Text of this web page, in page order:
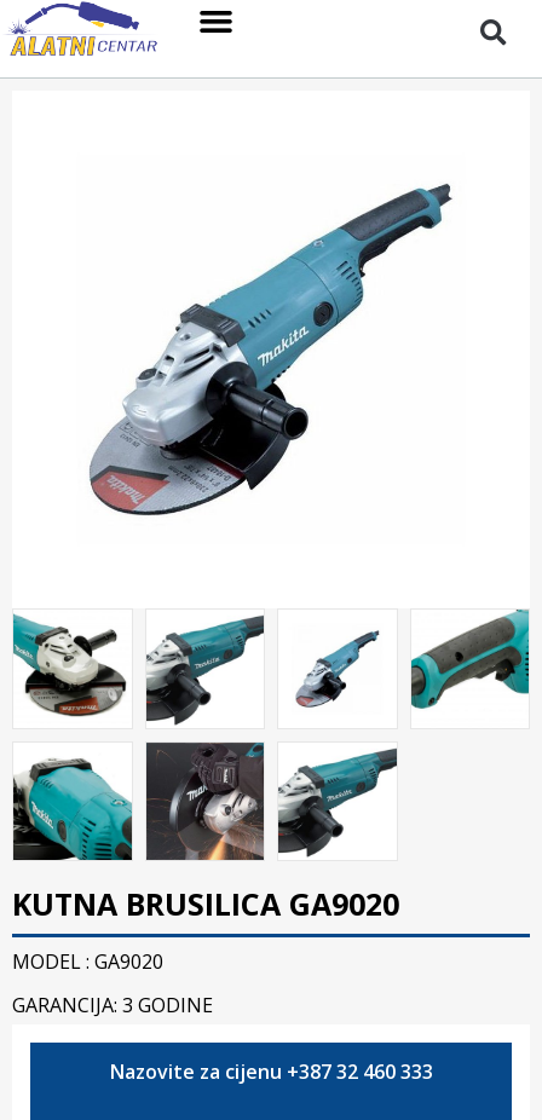
KUTNA BRUSILICA GA9020
MODEL : GA9020
GARANCIJA: 3 GODINE
Nazovite za cijenu +387 32 460 333